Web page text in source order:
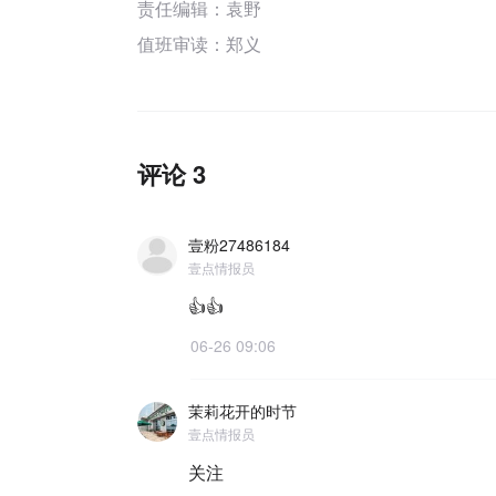
责任编辑：袁野
值班审读：郑义
评论 3
壹粉27486184
壹点情报员
👍👍
06-26 09:06
茉莉花开的时节
壹点情报员
关注